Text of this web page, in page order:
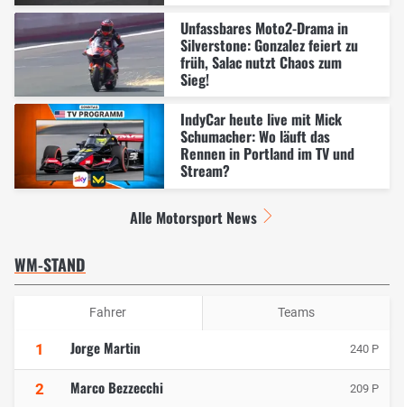
Unfassbares Moto2-Drama in
Silverstone: Gonzalez feiert zu
früh, Salac nutzt Chaos zum
Sieg!
IndyCar heute live mit Mick
Schumacher: Wo läuft das
Rennen in Portland im TV und
Stream?
Alle Motorsport News
WM-STAND
Fahrer Teams
1 Jorge Martin 240 P
2 Marco Bezzecchi 209 P